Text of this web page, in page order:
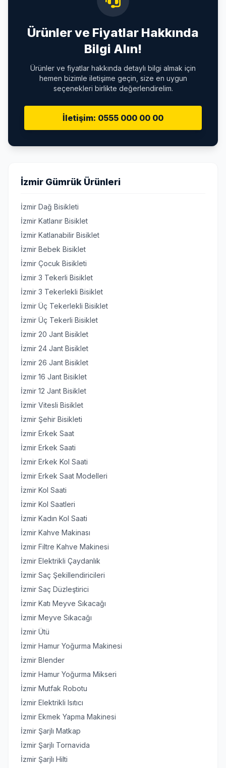
Ürünler ve Fiyatlar Hakkında
Bilgi Alın!
Ürünler ve fiyatlar hakkında detaylı bilgi almak için
hemen bizimle iletişime geçin, size en uygun
seçenekleri birlikte değerlendirelim.
İletişim: 0555 000 00 00
İzmir Gümrük Ürünleri
İzmir Dağ Bisikleti
İzmir Katlanır Bisiklet
İzmir Katlanabilir Bisiklet
İzmir Bebek Bisiklet
İzmir Çocuk Bisikleti
İzmir 3 Tekerli Bisiklet
İzmir 3 Tekerlekli Bisiklet
İzmir Üç Tekerlekli Bisiklet
İzmir Üç Tekerli Bisiklet
İzmir 20 Jant Bisiklet
İzmir 24 Jant Bisiklet
İzmir 26 Jant Bisiklet
İzmir 16 Jant Bisiklet
İzmir 12 Jant Bisiklet
İzmir Vitesli Bisiklet
İzmir Şehir Bisikleti
İzmir Erkek Saat
İzmir Erkek Saati
İzmir Erkek Kol Saati
İzmir Erkek Saat Modelleri
İzmir Kol Saati
İzmir Kol Saatleri
İzmir Kadın Kol Saati
İzmir Kahve Makinası
İzmir Filtre Kahve Makinesi
İzmir Elektrikli Çaydanlık
İzmir Saç Şekillendiricileri
İzmir Saç Düzleştirici
İzmir Katı Meyve Sıkacağı
İzmir Meyve Sıkacağı
İzmir Ütü
İzmir Hamur Yoğurma Makinesi
İzmir Blender
İzmir Hamur Yoğurma Mikseri
İzmir Mutfak Robotu
İzmir Elektrikli Isıtıcı
İzmir Ekmek Yapma Makinesi
İzmir Şarjlı Matkap
İzmir Şarjlı Tornavida
İzmir Şarjlı Hilti